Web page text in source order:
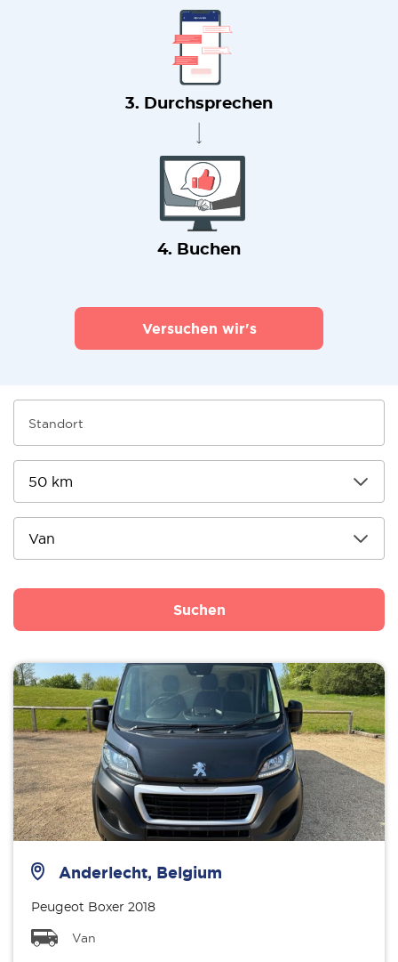
3. Durchsprechen
4. Buchen
Versuchen wir's
Suchen
Anderlecht, Belgium
Peugeot Boxer 2018
Van